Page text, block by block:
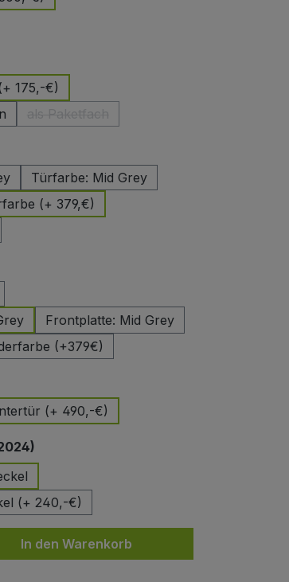
nicht verfügbar.)
175,-€)
(Diese Option ist zurzeit nicht verfügbar.)
Türfarbe: Mid Grey
(+ 379,€)
Frontplatte: Mid Grey
(+379€)
(+ 490,-€)
auswählen
(+ 240,-€)
den gewünschten Wert
In den Warenkorb